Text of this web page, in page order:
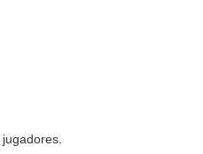
jugadores.